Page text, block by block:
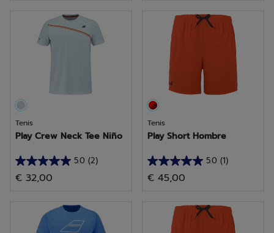
estrellas.
estrellas.
reseñas
Tenis
Play Crew Neck Tee Niño
5.0 (2)
5.0
de
estrellas.
€ 32,00
Tenis
Play Short Hombre
5.0 (1)
5.0
de
estrellas.
€ 45,00